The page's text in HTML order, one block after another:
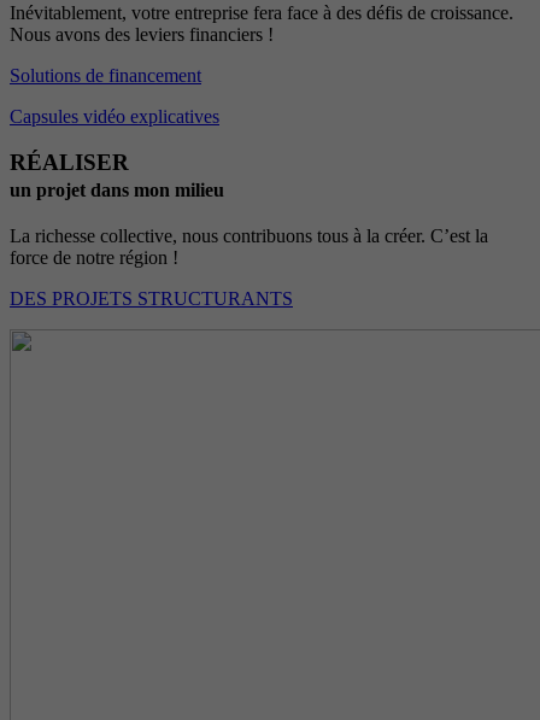
Inévitablement, votre entreprise fera face à des défis de croissance.
Nous avons des leviers financiers !
Solutions de financement
Capsules vidéo explicatives
RÉALISER
un projet dans mon milieu
La richesse collective, nous contribuons tous à la créer. C’est la
force de notre région !
DES PROJETS STRUCTURANTS